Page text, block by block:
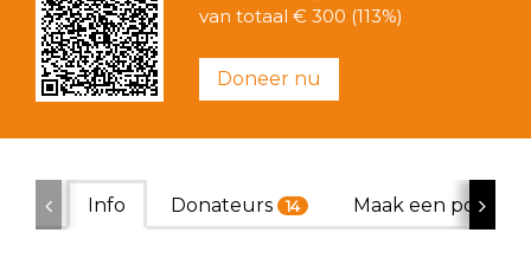
van totaal € 300 (113%)
Doneer nu
Info Donateurs 14 Maak een poster